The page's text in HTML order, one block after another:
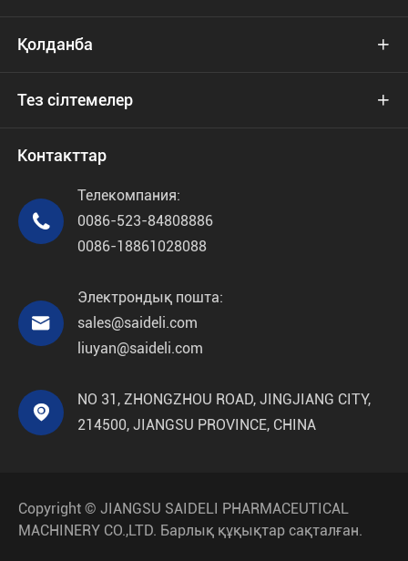
Қолданба 
Тез сілтемелер 
Контакттар

Телекомпания:
0086-523-84808886
0086-18861028088

Электрондық пошта:
sales@saideli.com
liuyan@saideli.com

NO 31, ZHONGZHOU ROAD, JINGJIANG CITY,
214500, JIANGSU PROVINCE, CHINA
Copyright © JIANGSU SAIDELI PHARMACEUTICAL
MACHINERY CO.,LTD. Барлық құқықтар сақталған.